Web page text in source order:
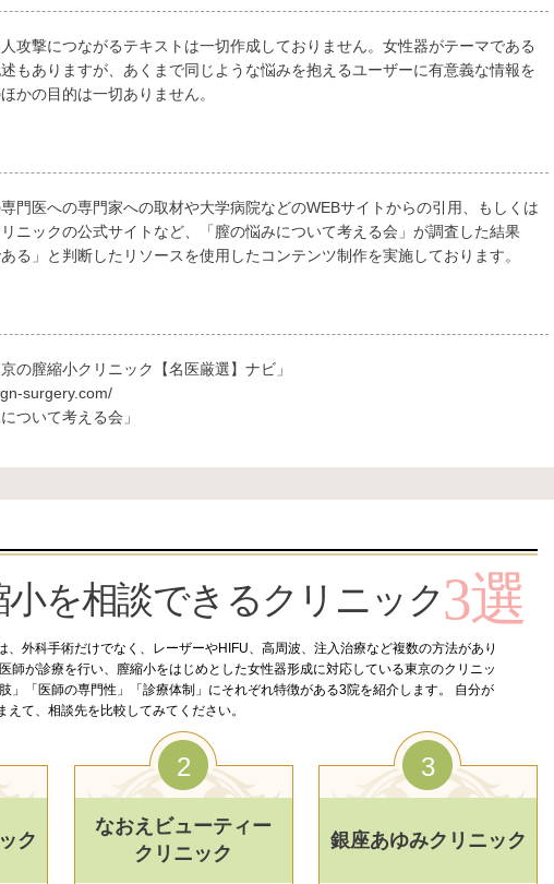
攻撃につながるテキストは一切作成しておりません。女性器がテーマである
もありますが、あくまで同じような悩みを抱えるユーザーに有意義な情報を
かの目的は一切ありません。
門医への専門家への取材や大学病院などのWEBサイトからの引用、もしくは
ニックの公式サイトなど、「膣の悩みについて考える会」が調査した結果
る」と判断したリソースを使用したコンテンツ制作を実施しております。
の膣縮小クリニック【名医厳選】ナビ」
surgery.com/
ついて考える会」
を相談できるクリニック3選
、外科手術だけでなく、レーザーやHIFU、高周波、注入治療など複数の方法があり
師が診療を行い、膣縮小をはじめとした女性器形成に対応している東京のクリニッ
」「医師の専門性」「診療体制」にそれぞれ特徴がある3院を紹介します。 自分が
えて、相談先を比較してみてください。
ク
2
なおえビューティー
クリニック
3
銀座あゆみクリニック